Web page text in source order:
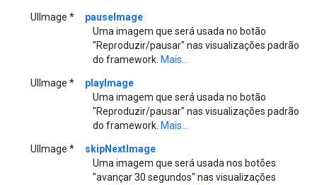
UIImage *
pauseImage
Uma imagem que será usada no botão
"Reproduzir/pausar" nas visualizações padrão
do framework. Mais...
UIImage *
playImage
Uma imagem que será usada no botão
"Reproduzir/pausar" nas visualizações padrão
do framework. Mais...
UIImage *
skipNextImage
Uma imagem que será usada nos botões
"avançar 30 segundos" nas visualizações